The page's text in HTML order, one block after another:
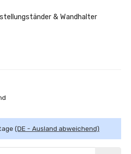
& Wandhalter
(DE - Ausland abweichend)